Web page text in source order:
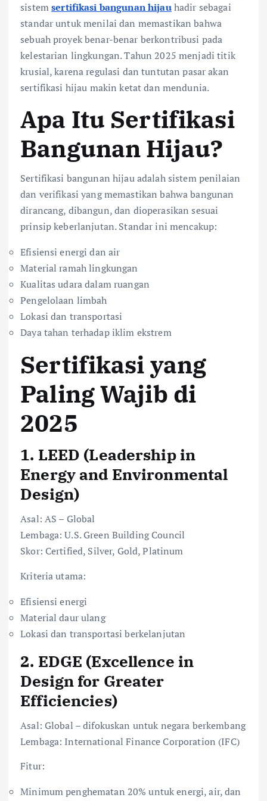
sistemsertifikasi bangunan hijauhadir sebagai
standar untuk menilai dan memastikan bahwa
sebuah proyek benar-benar berkontribusi pada
kelestarian lingkungan. Tahun 2025 menjadi titik
krusial, karena regulasi dan tuntutan pasar akan
sertifikasi hijau makin ketat dan mendunia.
Apa Itu Sertifikasi
Bangunan Hijau?
Sertifikasi bangunan hijau adalah sistem penilaian
dan verifikasi yang memastikan bahwa bangunan
dirancang, dibangun, dan dioperasikan sesuai
prinsip keberlanjutan. Standar ini mencakup:
Efisiensi energi dan air
Material ramah lingkungan
Kualitas udara dalam ruangan
Pengelolaan limbah
Lokasi dan transportasi
Daya tahan terhadap iklim ekstrem
Sertifikasi yang
Paling Wajib di
2025
1. LEED (Leadership in
Energy and Environmental
Design)
Asal: AS – Global
Lembaga: U.S. Green Building Council
Skor: Certified, Silver, Gold, Platinum
Kriteria utama:
Efisiensi energi
Material daur ulang
Lokasi dan transportasi berkelanjutan
2. EDGE (Excellence in
Design for Greater
Efficiencies)
Asal: Global – difokuskan untuk negara berkembang
Lembaga: International Finance Corporation (IFC)
Fitur:
Minimum penghematan 20% untuk energi, air, dan